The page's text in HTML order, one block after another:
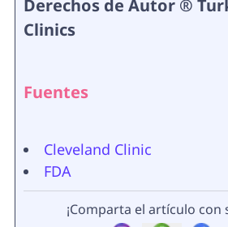
Derechos de Autor ®
Clinics
Fuentes
Cleveland Clinic
FDA
¡Comparta el artículo con